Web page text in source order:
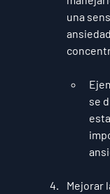
una
se
Mejorar